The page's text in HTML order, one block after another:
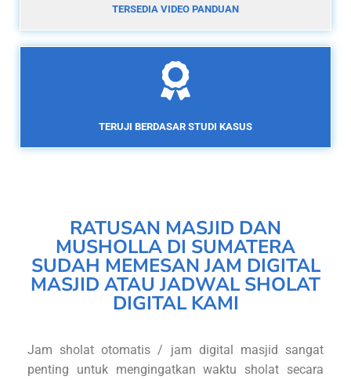
TERSEDIA VIDEO PANDUAN
TERUJI BERDASAR STUDI KASUS
RATUSAN MASJID DAN
MUSHOLLA DI SUMATERA
SUDAH MEMESAN JAM DIGITAL
MASJID ATAU JADWAL SHOLAT
DIGITAL KAMI
Jam sholat otomatis / jam digital masjid sangat
penting untuk mengingatkan waktu sholat secara